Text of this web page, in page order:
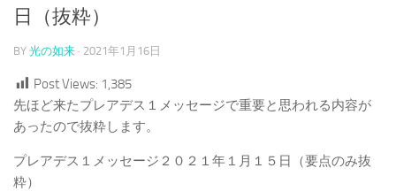
日（抜粋）
BY 光の如来 · 2021年1月16日
Post Views: 1,385
先ほど来たプレアデス１メッセージで重要と思われる内容が
あったので抜粋します。
プレアデス１メッセージ２０２１年１月１５日（要点のみ抜
粋）